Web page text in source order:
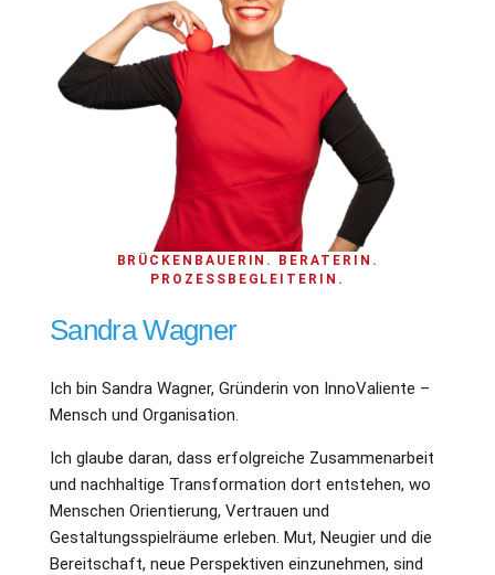
BRÜCKENBAUERIN. BERATERIN.
PROZESSBEGLEITERIN.
Sandra Wagner
Ich bin Sandra Wagner, Gründerin von InnoValiente –
Mensch und Organisation.
Ich glaube daran, dass erfolgreiche Zusammenarbeit
und nachhaltige Transformation dort entstehen, wo
Menschen Orientierung, Vertrauen und
Gestaltungsspielräume erleben. Mut, Neugier und die
Bereitschaft, neue Perspektiven einzunehmen, sind